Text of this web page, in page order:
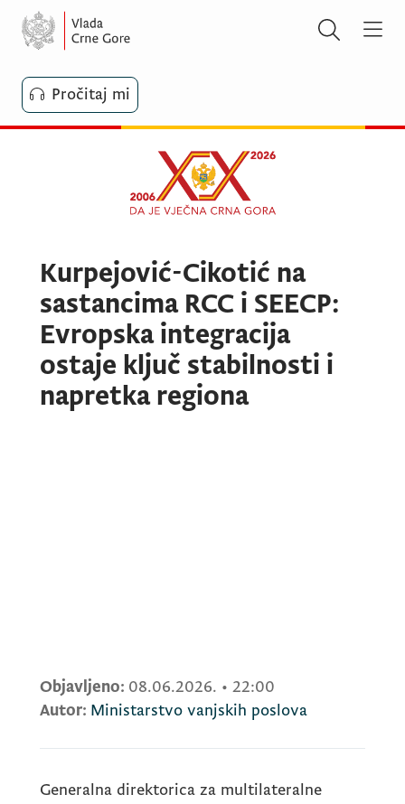
Pročitaj mi
Kurpejović-Cikotić na
sastancima RCC i SEECP:
Evropska integracija
ostaje ključ stabilnosti i
napretka regiona
Objavljeno: 08.06.2026. • 22:00
Autor: Ministarstvo vanjskih poslova
Generalna direktorica za multilateralne